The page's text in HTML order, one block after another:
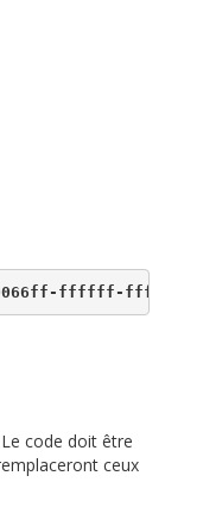
0066ff-ffffff-ffffff-
code doit être
ceux